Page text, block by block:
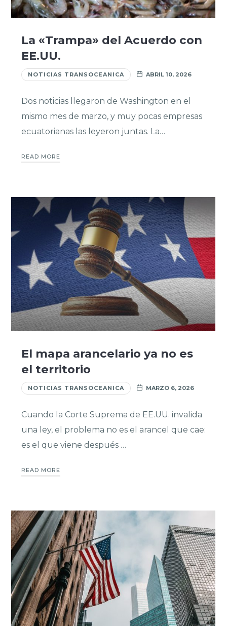
La «Trampa» del Acuerdo con
EE.UU.
NOTICIAS TRANSOCEANICA ABRIL 10, 2026
Dos noticias llegaron de Washington en el
mismo mes de marzo, y muy pocas empresas
ecuatorianas las leyeron juntas. La…
READ MORE
El mapa arancelario ya no es
el territorio
NOTICIAS TRANSOCEANICA MARZO 6, 2026
Cuando la Corte Suprema de EE.UU. invalida
una ley, el problema no es el arancel que cae:
es el que viene después …
READ MORE